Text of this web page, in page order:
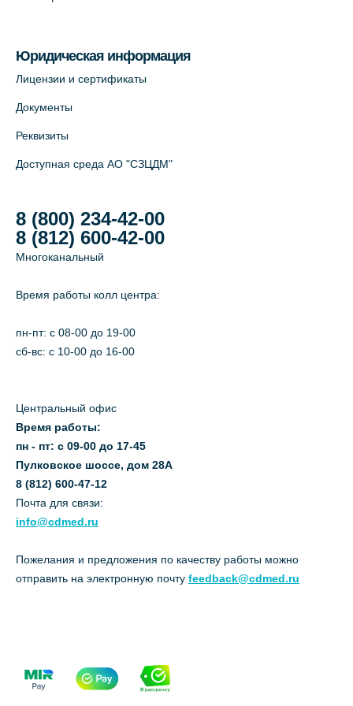
Юридическая информация
Лицензии и сертификаты
Документы
Реквизиты
Доступная среда АО "СЗЦДМ"
8 (800) 234-42-00
8 (812) 600-42-00
Многоканальный
Время работы колл центра:
пн-пт: c 08-00 до 19-00
сб-вс: с 10-00 до 16-00
Центральный офис
Время работы:
пн - пт: с 09-00 до 17-45
Пулковское шоссе, дом 28А
8 (812) 600-47-12
Почта для связи:
info@cdmed.ru
Пожелания и предложения по качеству работы можно
отправить на электронную почту feedback@cdmed.ru